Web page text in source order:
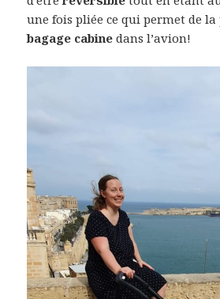
une fois pliée ce qui permet de
bagage cabine dans l’avion!